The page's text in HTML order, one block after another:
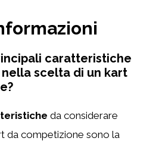
caratteristiche
scelta di un kart
da considerare
da competizione sono la